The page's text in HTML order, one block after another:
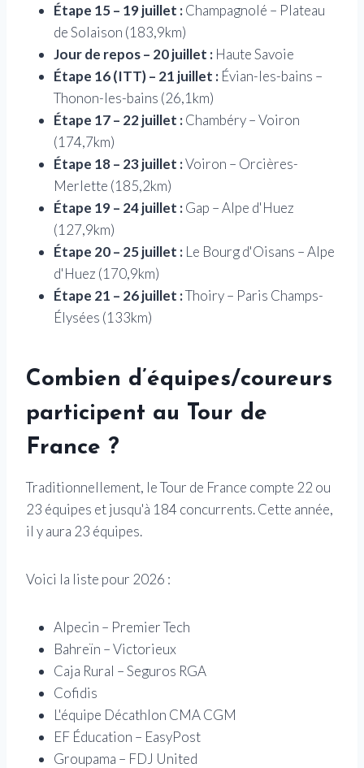
Étape 15 – 19 juillet :Champagnolé – Plateau
de Solaison (183,9km)
Jour de repos – 20 juillet : Haute Savoie
Étape 16 (ITT) – 21 juillet : Évian-les-bains –
Thonon-les-bains (26,1km)
Étape 17 – 22 juillet :Chambéry – Voiron
(174,7km)
Étape 18 – 23 juillet :Voiron – Orcières-
Merlette (185,2km)
Étape 19 – 24 juillet :Gap – Alpe d'Huez
(127,9km)
Étape 20 – 25 juillet : Le Bourg d'Oisans – Alpe
d'Huez (170,9km)
Étape 21 – 26 juillet :Thoiry – Paris Champs-
Élysées (133km)
Combien d’équipes/coureurs
participent au Tour de
France ?
Traditionnellement, le Tour de France compte 22 ou
23 équipes et jusqu'à 184 concurrents. Cette année,
il y aura 23 équipes.
Voici la liste pour 2026 :
Alpecin – Premier Tech
Bahreïn – Victorieux
Caja Rural – Seguros RGA
Cofidis
L'équipe Décathlon CMA CGM
EF Éducation – EasyPost
Groupama – FDJ United